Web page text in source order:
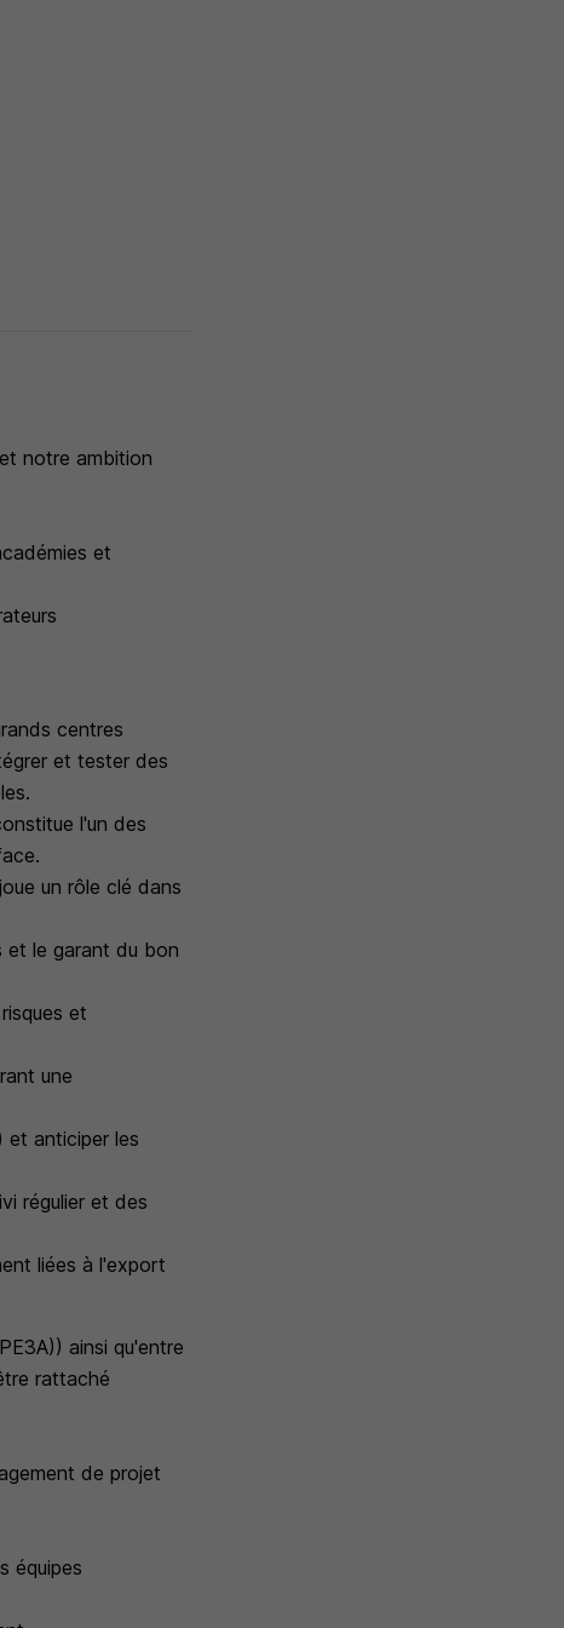
notre ambition
et
centres
et tester des
l'un des
un rôle clé dans
et le garant du bon
et
une
et anticiper les
régulier et des
liées à l'export
ainsi qu'entre
rattaché
de projet
équipes